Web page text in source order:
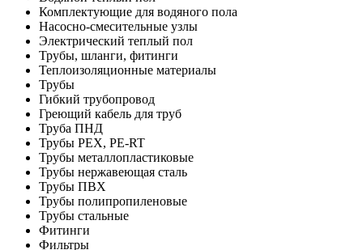
Комплектующие для водяного пола
Насосно-смесительные узлы
Электрический теплый пол
Трубы, шланги, фитинги
Теплоизоляционные материалы
Трубы
Гибкий трубопровод
Греющий кабель для труб
Труба ПНД
Трубы PEX, PE-RT
Трубы металлопластиковые
Трубы нержавеющая сталь
Трубы ПВХ
Трубы полипропиленовые
Трубы стальные
Фитинги
Фильтры